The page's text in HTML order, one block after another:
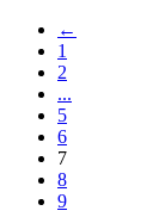
←
1
2
...
5
6
7
8
9